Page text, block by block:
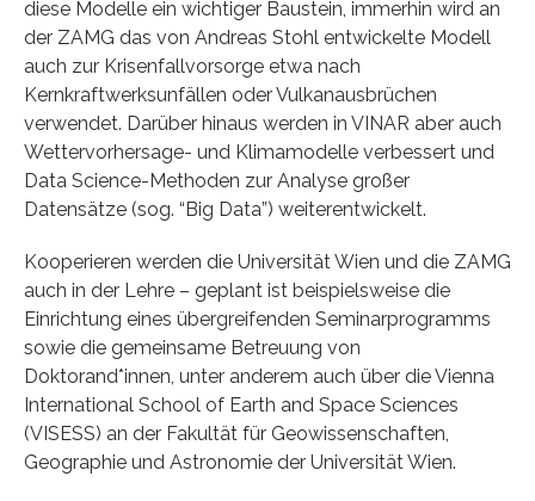
diese Modelle ein wichtiger Baustein, immerhin wird an
der ZAMG das von Andreas Stohl entwickelte Modell
auch zur Krisenfallvorsorge etwa nach
Kernkraftwerksunfällen oder Vulkanausbrüchen
verwendet. Darüber hinaus werden in VINAR aber auch
Wettervorhersage- und Klimamodelle verbessert und
Data Science-Methoden zur Analyse großer
Datensätze (sog. “Big Data”) weiterentwickelt.
Kooperieren werden die Universität Wien und die ZAMG
auch in der Lehre – geplant ist beispielsweise die
Einrichtung eines übergreifenden Seminarprogramms
sowie die gemeinsame Betreuung von
Doktorand*innen, unter anderem auch über die Vienna
International School of Earth and Space Sciences
(VISESS) an der Fakultät für Geowissenschaften,
Geographie und Astronomie der Universität Wien.